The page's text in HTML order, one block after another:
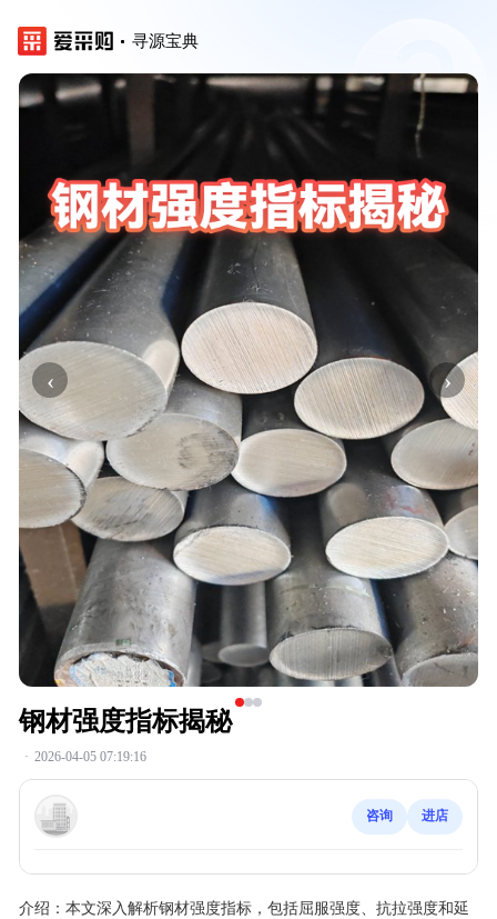
寻源宝典
‹ ›
钢材强度指标揭秘
· 2026-04-05 07:19:16
咨询 进店
介绍： 本文深入解析钢材强度指标，包括屈服强度、抗拉强度和延